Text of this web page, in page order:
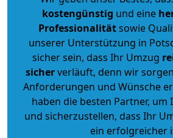
kostengünstig und eine
Professionalitätsowie
unserer Unterstützung in
sicher sein, dass Ihr Umzug
sicherverläuft, denn wir
Anforderungen und Wünsche
haben die besten Partner, um
und sicherzustellen, dass Ihr
ein erfolgreicher